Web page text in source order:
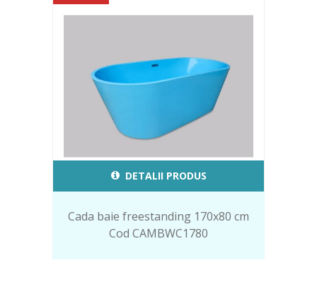
DETALII PRODUS
Cada baie freestanding 170x80 cm
Cod CAMBWC1780